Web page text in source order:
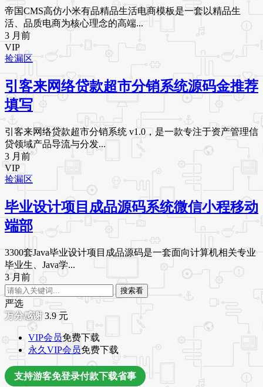
帝国CMS高仿小米有品精品生活电商模板是一套以精品生
活、品质电商为核心理念的高端...
3 月前
VIP
捡漏区
引客来网络贷款超市分销系统源码金推荐
填写
引客来网络贷款超市分销系统 v1.0，是一款专注于资产管理信
贷领域产品导流与分发...
3 月前
VIP
捡漏区
毕业设计项目成品源码系统微信小程移动
端部
3300套Java毕业设计项目成品源码是一套面向计算机相关专业
毕业生、Java学...
3 月前
搜索看
严选
3.9元
VIP会员免费下载
永久VIP会员免费下载
支持游客免登录付款下载省事